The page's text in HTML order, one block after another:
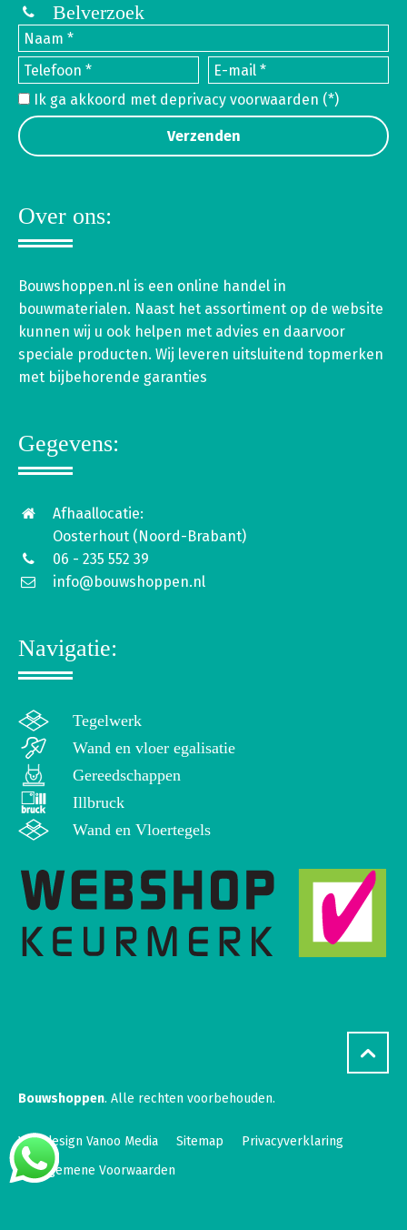
Belverzoek
Ik ga akkoord met deprivacy voorwaarden (*)
Over ons:
Bouwshoppen.nl is een online handel in
bouwmaterialen. Naast het assortiment op de website
kunnen wij u ook helpen met advies en daarvoor
speciale producten. Wij leveren uitsluitend topmerken
met bijbehorende garanties
Gegevens:
Afhaallocatie:
Oosterhout (Noord-Brabant)
06 - 235 552 39
info@bouwshoppen.nl
Navigatie:
Tegelwerk
Wand en vloer egalisatie
Gereedschappen
Illbruck
Wand en Vloertegels
Bouwshoppen. Alle rechten voorbehouden.
Webdesign Vanoo Media Sitemap
Privacyverklaring
Algemene Voorwaarden